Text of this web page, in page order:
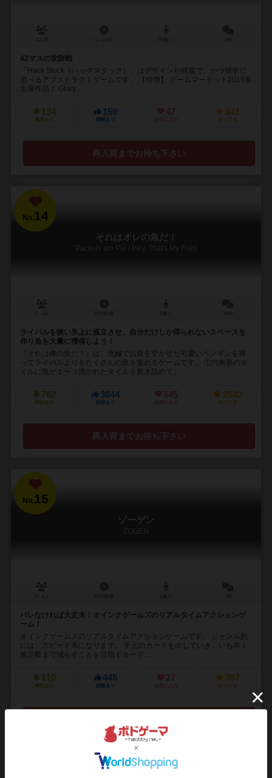
42マスの攻防戦
「Hack Stuck（ハックスタック）」はデザインが綺麗で、かつ簡単に
遊べるアブストラクトゲームです。 【特徴】 ゲームマーケット2019春
出展作品！ Glory...
134
興味あり
159
経験あり
47
お気に入り
141
持ってる
再入荷までお待ち下さい
No.14
それはオレの魚だ！
Packeis am Pol / Hey, That's My Fish!
ライバルを狭い氷上に孤立させ、自分だけしか得られないスペースを
作り魚を大量に獲得しよう！
『それは俺の魚だ！』は、北極でお腹を空かせた可愛いペンギンを操
ってライバルよりもたくさんの魚を集めるゲームです。 ①六角形のタ
イルに魚が１〜３描かれたタイルを敷き詰めて...
762
興味あり
3644
経験あり
545
お気に入り
2642
持ってる
再入荷までお待ち下さい
No.15
ゾーゲン
ZOGEN
バレなければ大丈夫！オインクゲームズのリアルタイムアクションゲ
ーム！
オインクゲームズのリアルタイムアクションゲームです。 ジャンル的
には、スピード系になります。 手元のカードを出していき、いち早く
規定数まで減らすことを目指すカード...
110
興味あり
445
経験あり
27
お気に入り
367
持ってる